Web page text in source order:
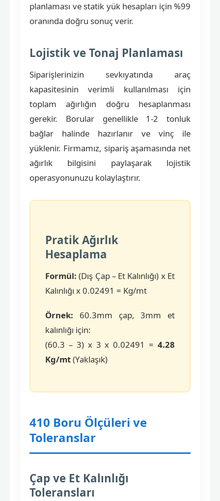
planlaması ve statik yük hesapları için %99
oranında doğru sonuç verir.
Lojistik ve Tonaj Planlaması
Siparişlerinizin sevkıyatında araç
kapasitesinin verimli kullanılması için
toplam ağırlığın doğru hesaplanması
gerekir. Borular genellikle 1-2 tonluk
bağlar halinde hazırlanır ve vinç ile
yüklenir. Firmamız, sipariş aşamasında net
ağırlık bilgisini paylaşarak lojistik
operasyonunuzu kolaylaştırır.
Pratik Ağırlık
Hesaplama
Formül: (Dış Çap – Et Kalınlığı) x Et
Kalınlığı x 0.02491 = Kg/mt
Örnek: 60.3mm çap, 3mm et
kalınlığı için:
(60.3 – 3) x 3 x 0.02491 = 4.28
Kg/mt(Yaklaşık)
410 Boru Ölçüleri ve
Toleranslar
Çap ve Et Kalınlığı
Toleransları